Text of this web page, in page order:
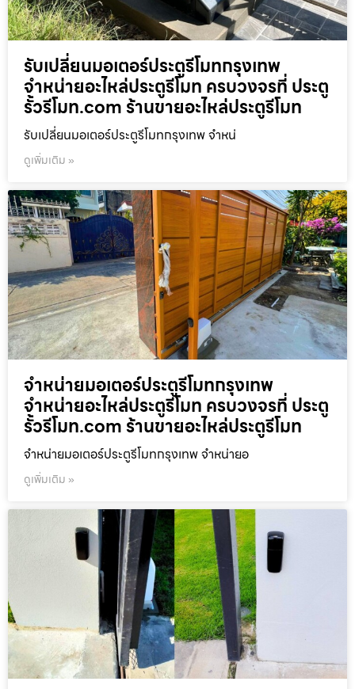
รับเปลี่ยนมอเตอร์ประตูรีโมทกรุงเทพ
จำหน่ายอะไหล่ประตูรีโมท ครบวงจรที่ ประตู
รั้วรีโมท.com ร้านขายอะไหล่ประตูรีโมท
รับเปลี่ยนมอเตอร์ประตูรีโมทกรุงเทพ จำหน่
ดูเพิ่มเติม »
จำหน่ายมอเตอร์ประตูรีโมทกรุงเทพ
จำหน่ายอะไหล่ประตูรีโมท ครบวงจรที่ ประตู
รั้วรีโมท.com ร้านขายอะไหล่ประตูรีโมท
จำหน่ายมอเตอร์ประตูรีโมทกรุงเทพ จำหน่ายอ
ดูเพิ่มเติม »